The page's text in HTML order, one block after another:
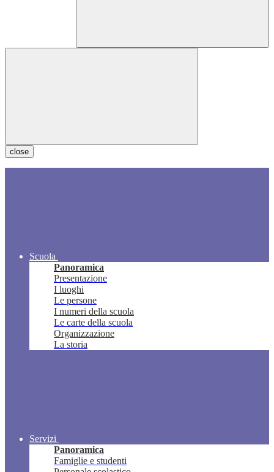
close
Scuola
Panoramica
Presentazione
I luoghi
Le persone
I numeri della scuola
Le carte della scuola
Organizzazione
La storia
Servizi
Panoramica
Famiglie e studenti